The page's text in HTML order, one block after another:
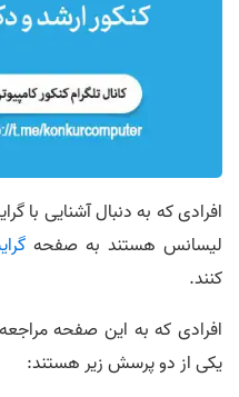
افرادی که به دنبال آشنایی با
لیسانس هستند به صفحه
کنند.
افرادی که به این صفحه
یکی از دو پرسش زیر هستند: